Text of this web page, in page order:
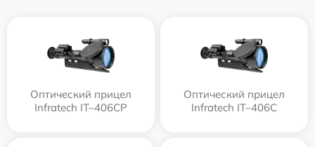
Оптический прицел
Infratech IT–406СP
Оптический прицел
Infratech IT–406С